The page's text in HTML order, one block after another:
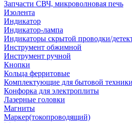
Запчасти СВЧ, микроволновая печь
Изолента
Индикатор
Индикатор-лампа
Индикаторы скрытой проводки/
Инструмент обжимной
Инструмент ручной
Кнопки
Кольца ферритовые
Комплектующие для бытовой
Конфорка для электроплиты
Лазерные головки
Магниты
Маркер(токопроводящий)